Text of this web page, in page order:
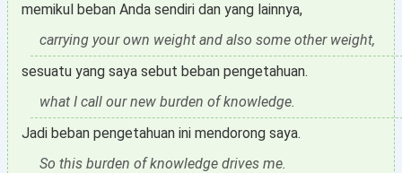
memikul beban Anda sendiri dan yang lainnya,
carrying your own weight and also some other weight,
sesuatu yang saya sebut beban pengetahuan.
what I call our new burden of knowledge.
Jadi beban pengetahuan ini mendorong saya.
So this burden of knowledge drives me.